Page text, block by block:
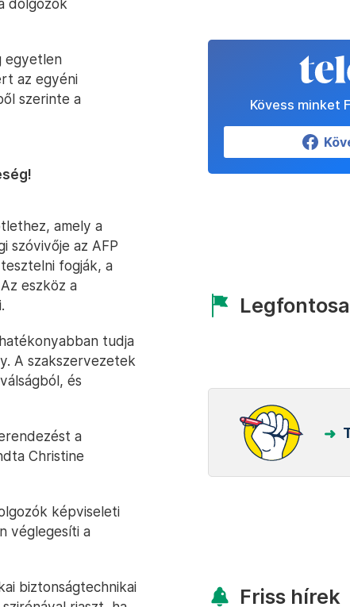
dolgozók
egyetlen
az egyéni
szerinte a
amely a
szóvivője az AFP
fogják, a
eszköz a
tudja
A szakszervezetek
és
a
Christine
képviseleti
véglegesíti a
biztonságtechnikai
Kövess minket
Friss hírek